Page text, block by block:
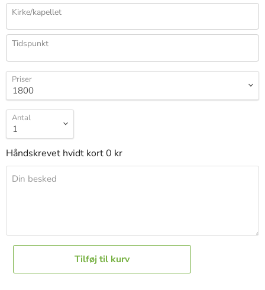
Kirke/kapellet
Tidspunkt
Priser
Antal
Håndskrevet hvidt kort 0 kr
Din besked
Tilføj til kurv